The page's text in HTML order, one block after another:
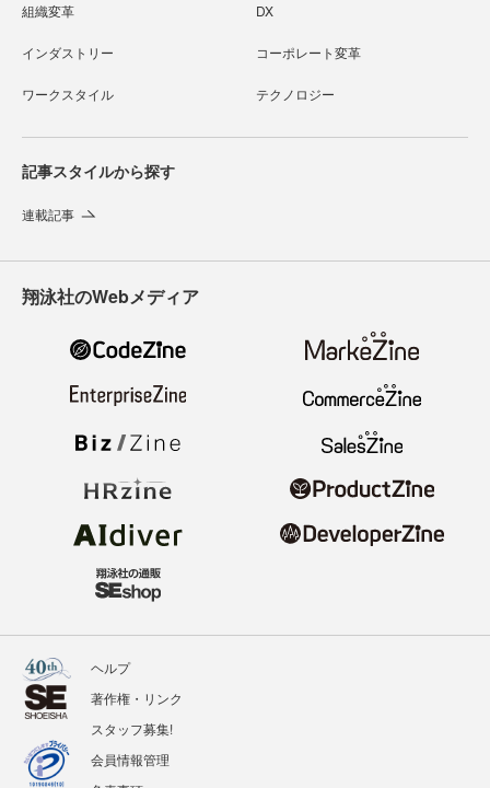
組織変革 DX
インダストリー コーポレート変革
ワークスタイル テクノロジー
記事スタイルから探す
連載記事
翔泳社のWebメディア
ヘルプ
著作権・リンク
スタッフ募集!
会員情報管理